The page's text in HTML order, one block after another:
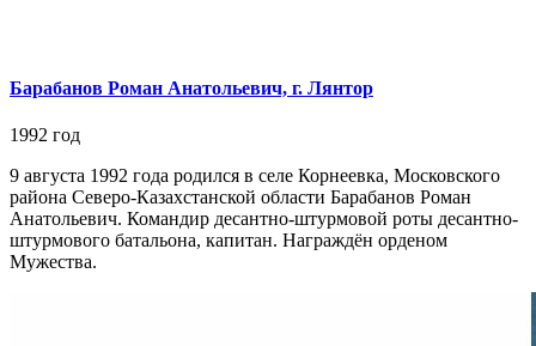
Барабанов Роман Анатольевич, г. Лянтор
1992 год
9 августа 1992 года родился в селе Корнеевка, Московского
района Северо-Казахстанской области Барабанов Роман
Анатольевич. Командир десантно-штурмовой роты десантно-
штурмового батальона, капитан. Награждён орденом
Мужества.